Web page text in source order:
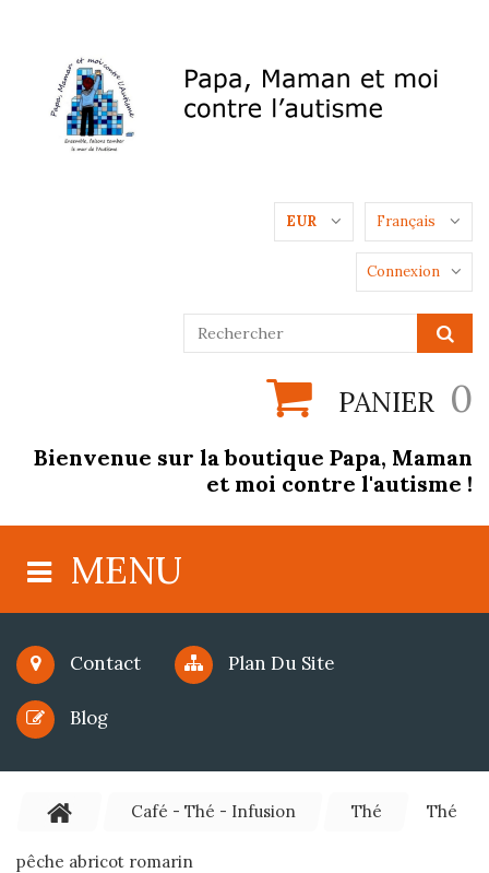
Français
EUR
Connexion
PANIER 0
Bienvenue sur la boutique Papa, Maman
et moi contre l'autisme !
MENU
Contact Plan Du Site
Blog
Café - Thé - Infusion Thé Thé
pêche abricot romarin